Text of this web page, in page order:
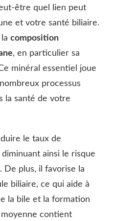
être quel lien peut
et votre santé biliaire.
composition
, en particulier sa
minéral essentiel joue
processus
la santé de votre
le taux de
ainsi le risque
De plus, il favorise la
biliaire, ce qui aide à
la bile et la formation
contient